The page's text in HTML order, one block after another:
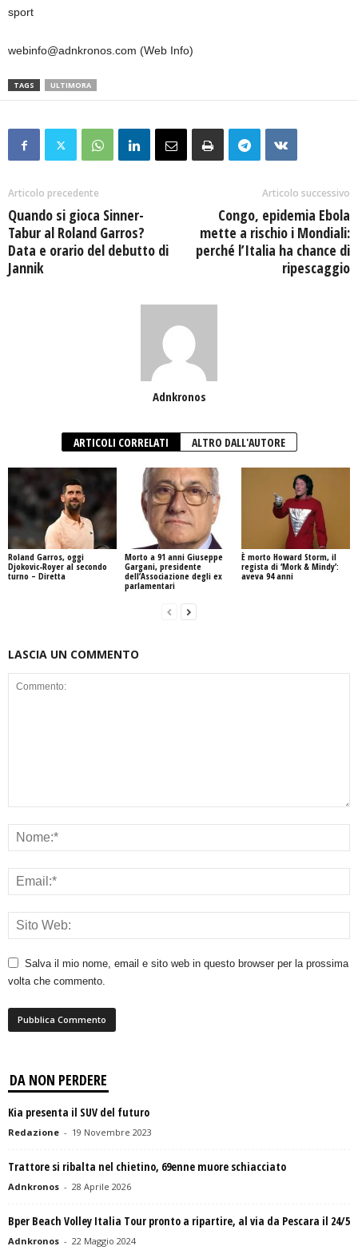
sport
webinfo@adnkronos.com (Web Info)
TAGS ULTIMORA
Articolo precedente
Quando si gioca Sinner-
Tabur al Roland Garros?
Data e orario del debutto di
Jannik
Articolo successivo
Congo, epidemia Ebola
mette a rischio i Mondiali:
perché l’Italia ha chance di
ripescaggio
Adnkronos
ARTICOLI CORRELATI ALTRO DALL'AUTORE
Roland Garros, oggi
Djokovic-Royer al secondo
turno – Diretta
Morto a 91 anni Giuseppe
Gargani, presidente
dell’Associazione degli ex
parlamentari
È morto Howard Storm, il
regista di ‘Mork & Mindy’:
aveva 94 anni
LASCIA UN COMMENTO
Salva il mio nome, email e sito web in questo browser per la prossima
volta che commento.
DA NON PERDERE
Kia presenta il SUV del futuro
Redazione - 19 Novembre 2023
Trattore si ribalta nel chietino, 69enne muore schiacciato
Adnkronos - 28 Aprile 2026
Bper Beach Volley Italia Tour pronto a ripartire, al via da Pescara il 24/5
Adnkronos - 22 Maggio 2024